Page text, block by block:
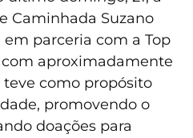
Caminhada Suzano
parceria com a Top
aproximadamente
como propósito
promovendo o
doações para